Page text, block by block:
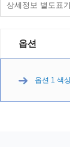
상세정보 별도표기
옵션
옵션 1 색